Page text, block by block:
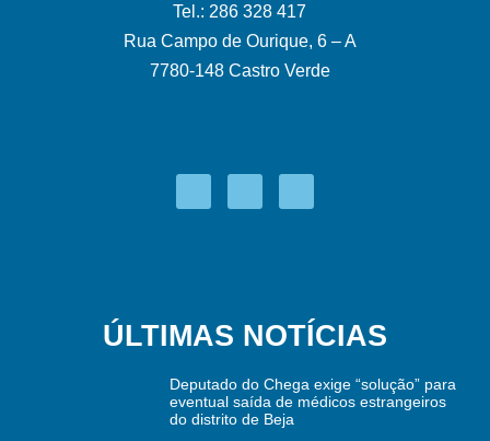
Tel.: 286 328 417
Rua Campo de Ourique, 6 – A
7780-148 Castro Verde
ÚLTIMAS NOTÍCIAS
Deputado do Chega exige “solução” para
eventual saída de médicos estrangeiros
do distrito de Beja